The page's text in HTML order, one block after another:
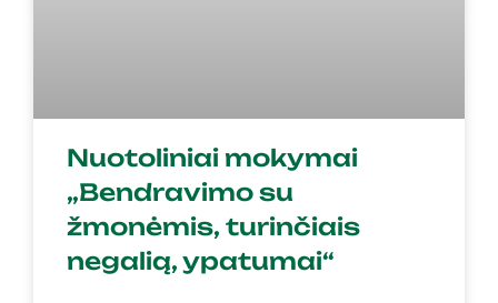
Nuotoliniai mokymai
„Bendravimo su
žmonėmis, turinčiais
negalią, ypatumai“